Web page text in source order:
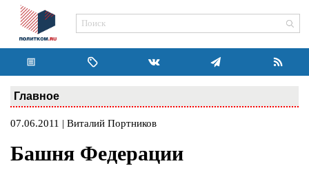
Главное
07.06.2011 | Виталий Портников
Башня Федерации